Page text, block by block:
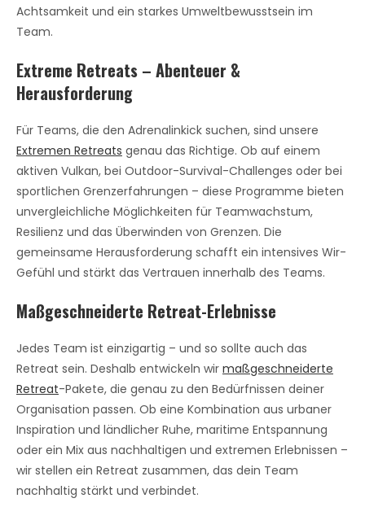
Achtsamkeit und ein starkes Umweltbewusstsein im
Team.
Extreme Retreats – Abenteuer &
Herausforderung
Für Teams, die den Adrenalinkick suchen, sind unsere
Extremen Retreats genau das Richtige. Ob auf einem
aktiven Vulkan, bei Outdoor-Survival-Challenges oder bei
sportlichen Grenzerfahrungen – diese Programme bieten
unvergleichliche Möglichkeiten für Teamwachstum,
Resilienz und das Überwinden von Grenzen. Die
gemeinsame Herausforderung schafft ein intensives Wir-
Gefühl und stärkt das Vertrauen innerhalb des Teams.
Maßgeschneiderte Retreat-Erlebnisse
Jedes Team ist einzigartig – und so sollte auch das
Retreat sein. Deshalb entwickeln wir maßgeschneiderte
Retreat-Pakete, die genau zu den Bedürfnissen deiner
Organisation passen. Ob eine Kombination aus urbaner
Inspiration und ländlicher Ruhe, maritime Entspannung
oder ein Mix aus nachhaltigen und extremen Erlebnissen –
wir stellen ein Retreat zusammen, das dein Team
nachhaltig stärkt und verbindet.